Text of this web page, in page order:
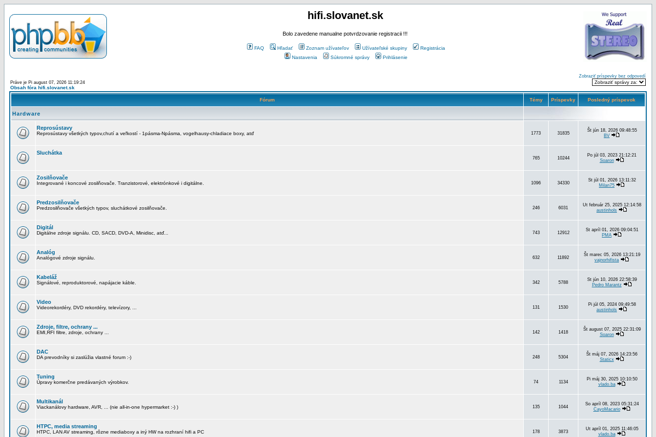
hifi.slovanet.sk
Bolo zavedene manualne potvrdzovanie registracii !!!
FAQ Hľadať Zoznam užívateľov Užívateľské skupiny
Registrácia
Nastavenia
Súkromné správy Prihlásenie
Práve je Pi august 07, 2026 11:19:24
Obsah fóra hifi.slovanet.sk
Zobraziť príspevky bez odpovedí
Fórum Témy Príspevky Posledný príspevok
Hardware
Reprosústavy
Reprosústavy všetkých typov,chutí a veľkostí - 1pásma-Npásma, vogelhausy-chladiace boxy, atď 1773 31835
Št jún 18, 2026 09:48:55
BV
Sluchátka
765 10244
Po júl 03, 2023 21:12:21
Soaron
Zosilňovače
Integrované i koncové zosilňovače. Tranzistorové, elektrónkové i digitálne. 1096 34330
St júl 01, 2026 13:11:32
Milan75
Predzosilňovače
Predzosilňovače všetkých typov, sluchátkové zosilňovače. 246 6031
Ut február 25, 2025 12:14:58
austinhols
Digitál
Digitálne zdroje signálu. CD, SACD, DVD-A, Minidisc, atď... 743 12912
St apríl 01, 2026 09:04:51
PMA
Analóg
Analógové zdroje signálu. 632 11892
Št marec 05, 2026 13:21:19
vajnorhifista
Kabeláž
Signálové, reproduktorové, napájacie káble. 342 5788
St jún 10, 2026 22:58:39
Pedro Marantz
Video
Videorekordéry, DVD rekordéry, televízory, ... 131 1530
Pi júl 05, 2024 09:49:58
austinhols
Zdroje, filtre, ochrany ...
EMI,RFI filtre, zdroje, ochrany ... 142 1418
Št august 07, 2025 22:31:09
Soaron
DAC
DA prevodníky si zaslúžia vlastné forum :-) 248 5304
Št máj 07, 2026 14:23:56
Staticx
Tuning
Úpravy komerčne predávaných výrobkov. 74 1134
Pi máj 30, 2025 10:10:50
vlado.ba
Multikanál
Viackanálovy hardware, AVR, ... (nie all-in-one hypermarket :-) ) 135 1044
So apríl 08, 2023 05:31:24
CayoMacario
HTPC, media streaming
HTPC, LAN AV streaming, rôzne mediaboxy a iný HW na rozhraní hifi a PC 178 3873
Ut apríl 01, 2025 11:46:05
vlado.ba